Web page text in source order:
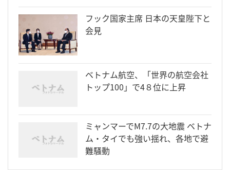
フック国家主席 日本の天皇陛下と
会見
ベトナム航空、「世界の航空会社
トップ100」で4８位に上昇
ミャンマーでM7.7の大地震 ベトナ
ム・タイでも強い揺れ、各地で避
難騒動